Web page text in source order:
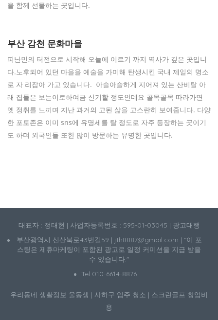
을 함께 선물하는 곳입니다.
부산 감천 문화마을
피난민의 터전으로 시작해 오늘에 이르기 까지 역사가 깊은 곳입니
다.노후되어 있던 마을을 예술을 가미해 탄생시킨 국내 제일의 명소
로 자 리잡아 가고 있습니다. 아슬아슬하게 지어져 있는 산비탈 아
래 집들은 보는이로하여금 신기할 정도인데요 골목골목 따라가면
옛 정취를 느끼며 지난 과거의 고된 삶을 고스란히 보여줍니다. 다양
한 포토존은 이미 sns에 유명세를 탈 정도로 자주 등장하는 곳이기
도 하며 외국인들 또한 많이 방문하는 유명한 곳입니다.
대표자 : 정태현 | 사업자등록번호 : 595-01-03045 | 광고대행
부산광역시 신산북로43번길59 | jth8887@gmail.com | "이 포
스팅은 제휴마케팅이 포함된 광고로 일정 커미션을 지급 받을
수 있습니다."
Tel 010-6614-8876
우리동네 생활정보 울동생 | 사하구 입주 청소 | 스크린골프 창업비
용